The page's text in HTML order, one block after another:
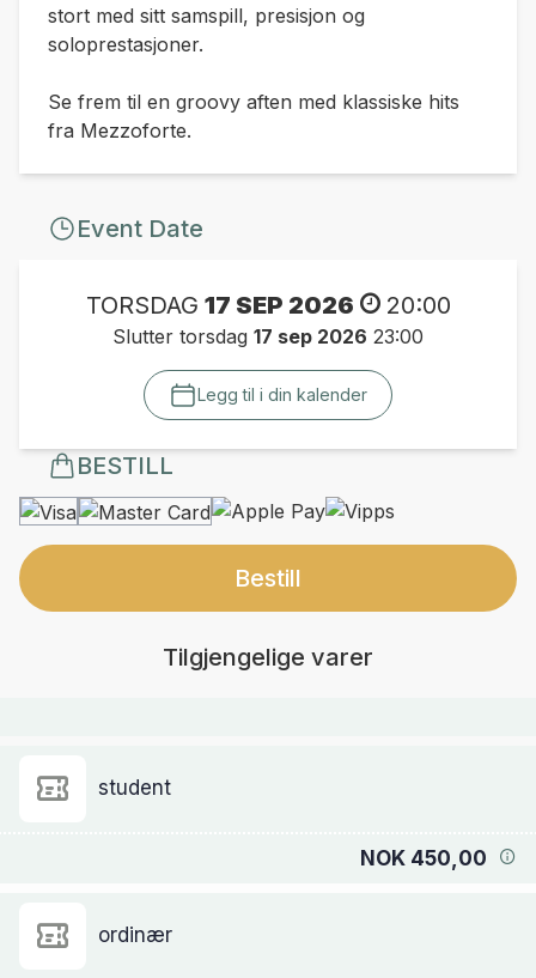
stort med sitt samspill, presisjon og
soloprestasjoner.
Se frem til en groovy aften med klassiske hits
fra Mezzoforte.
Event Date
TORSDAG 17 SEP 2026 20:00
Slutter torsdag 17 sep 2026 23:00
Legg til i din kalender
BESTILL
Bestill
Tilgjengelige varer
student
NOK 450,00
ordinær